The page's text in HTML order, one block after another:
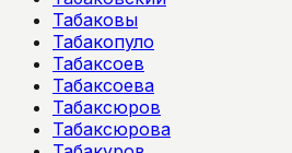
Табаковы
Табакопуло
Табаксоев
Табаксоева
Табаксюров
Табаксюрова